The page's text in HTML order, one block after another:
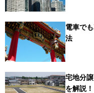
電車で
法
宅地分
を解説！